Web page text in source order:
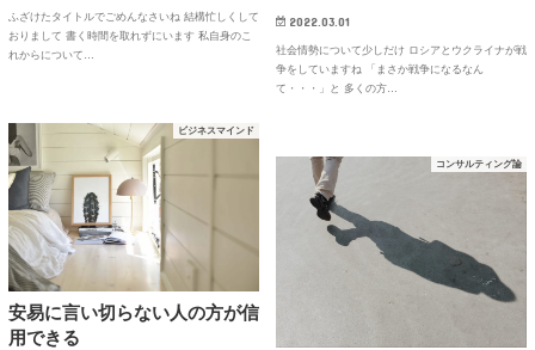
ふざけたタイトルでごめんなさいね 結構忙しくして
おりまして 書く時間を取れずにいます 私自身のこ
れからについて…
2022.03.01
社会情勢について少しだけ ロシアとウクライナが戦
争をしていますね 「まさか戦争になるなん
て・・・」と 多くの方…
ビジネスマインド
安易に言い切らない人の方が信
用できる
コンサルティング論